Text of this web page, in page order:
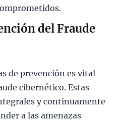
del Fraude
de prevención es vital
cibernético. Estas
y continuamente
a las amenazas